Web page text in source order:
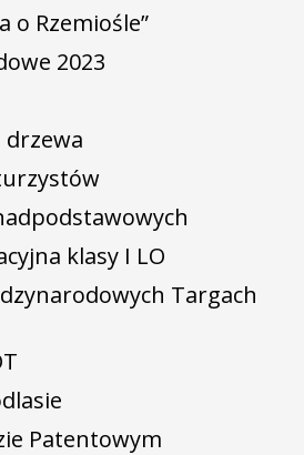
o Rzemiośle”
2023
drzewa
klasy I LO
Targach
Patentowym